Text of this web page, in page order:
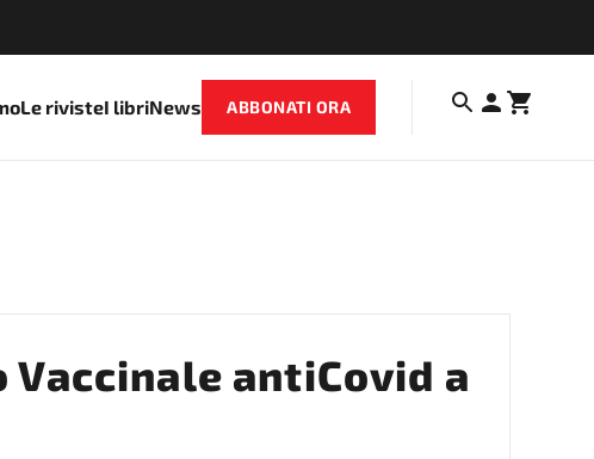
Le rivisteI libriNews ABBONATI ORA
antiCovid a